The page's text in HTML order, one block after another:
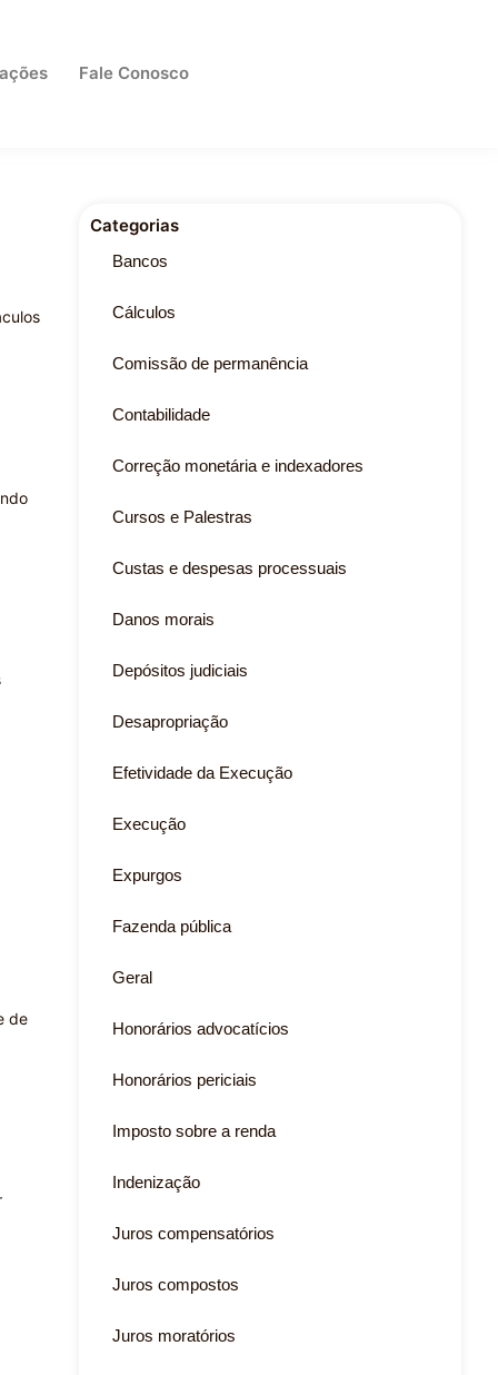
Fale Conosco
de
Categorias
Bancos
Cálculos
Comissão de permanência
Contabilidade
Correção monetária e indexadores
Cursos e Palestras
Custas e despesas processuais
Danos morais
Depósitos judiciais
Desapropriação
Efetividade da Execução
Execução
Expurgos
Fazenda pública
Geral
Honorários advocatícios
Honorários periciais
Imposto sobre a renda
Indenização
Juros compensatórios
Juros compostos
Juros moratórios